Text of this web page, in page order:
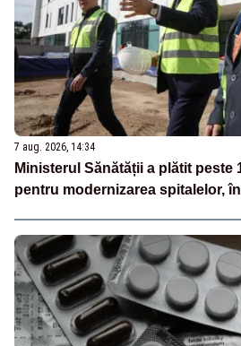
7 aug. 2026, 14:34
Ministerul Sănătății a plătit peste
pentru modernizarea spitalelor,